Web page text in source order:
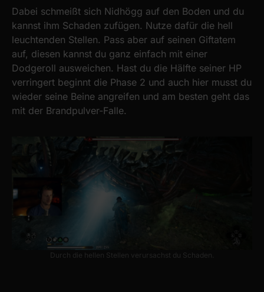
Dabei schmeißt sich Nidhögg auf den Boden und du
kannst ihm Schaden zufügen. Nutze dafür die hell
leuchtenden Stellen. Pass aber auf seinen Giftatem
auf, diesen kannst du ganz einfach mit einer
Dodgeroll ausweichen. Hast du die Hälfte seiner HP
verringert beginnt die Phase 2 und auch hier musst du
wieder seine Beine angreifen und am besten geht das
mit der Brandpulver-Falle.
Durch die hellen Stellen verursachst du Schaden.